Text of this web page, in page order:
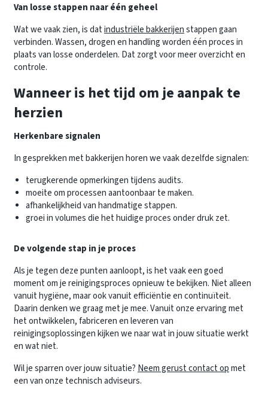
Van losse stappen naar één geheel
Wat we vaak zien, is datindustriële bakkerijenstappen gaan
verbinden. Wassen, drogen en handling worden één proces in
plaats van losse onderdelen. Dat zorgt voor meer overzicht en
controle.
Wanneer is het tijd om je aanpak te
herzien
Herkenbare signalen
In gesprekken met bakkerijen horen we vaak dezelfde signalen:
terugkerende opmerkingen tijdens audits.
moeite om processen aantoonbaar te maken.
afhankelijkheid van handmatige stappen.
groei in volumes die het huidige proces onder druk zet.
De volgende stap in je proces
Als je tegen deze punten aanloopt, is het vaak een goed
moment om je reinigingsproces opnieuw te bekijken. Niet alleen
vanuit hygiëne, maar ook vanuit efficiëntie en continuïteit.
Daarin denken we graag met je mee. Vanuit onze ervaring met
het ontwikkelen, fabriceren en leveren van
reinigingsoplossingen kijken we naar wat in jouw situatie werkt
en wat niet.
Wil je sparren over jouw situatie? Neem gerust contact opmet
een van onze technisch adviseurs.